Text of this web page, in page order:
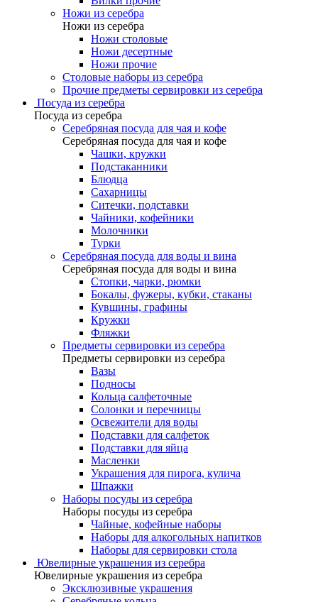
Ножи из серебра
Ножи из серебра
Ножи столовые
Ножи десертные
Ножи прочие
Столовые наборы из серебра
Прочие предметы сервировки из серебра
Посуда из серебра
Посуда из серебра
Серебряная посуда для чая и кофе
Серебряная посуда для чая и кофе
Чашки, кружки
Подстаканники
Блюдца
Сахарницы
Ситечки, подставки
Чайники, кофейники
Молочники
Турки
Серебряная посуда для воды и вина
Серебряная посуда для воды и вина
Стопки, чарки, рюмки
Бокалы, фужеры, кубки, стаканы
Кувшины, графины
Кружки
Фляжки
Предметы сервировки из серебра
Предметы сервировки из серебра
Вазы
Подносы
Кольца салфеточные
Солонки и перечницы
Освежители для воды
Подставки для салфеток
Подставки для яйца
Масленки
Украшения для пирога, кулича
Шпажки
Наборы посуды из серебра
Наборы посуды из серебра
Чайные, кофейные наборы
Наборы для алкогольных напитков
Наборы для сервировки стола
Ювелирные украшения из серебра
Ювелирные украшения из серебра
Эксклюзивные украшения